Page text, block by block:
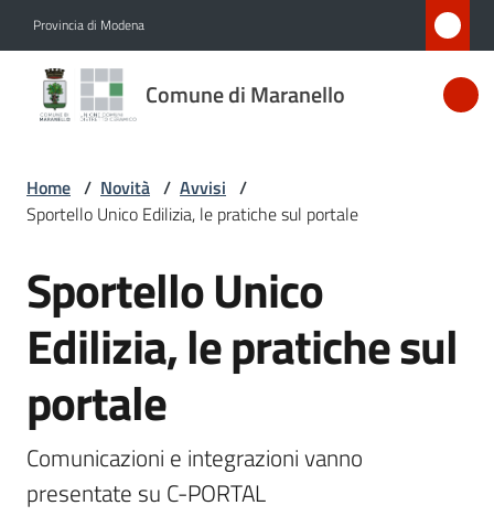
Provincia di Modena
Comune di Maranello
Comune
di
Novità
Menu selezionato
Servizi
Vivere
Maranello
Home / Novità / Avvisi /
Sportello Unico Edilizia, le pratiche sul portale
Salta al contenuto
Sportello Unico
Edilizia, le pratiche sul
portale
Comunicazioni e integrazioni vanno
presentate su C-PORTAL